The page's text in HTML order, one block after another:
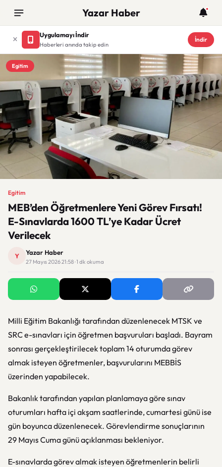
Yazar Haber
Uygulamayı İndir
Haberleri anında takip edin
İndir
Egitim
Egitim
MEB’den Öğretmenlere Yeni Görev Fırsatı!
E-Sınavlarda 1600 TL’ye Kadar Ücret
Verilecek
Y Yazar Haber
27 Mayıs 2026 21:58 · 1 dk okuma
Milli Eğitim Bakanlığı tarafından düzenlenecek MTSK ve
SRC e-sınavları için öğretmen başvuruları başladı. Bayram
sonrası gerçekleştirilecek toplam 14 oturumda görev
almak isteyen öğretmenler, başvurularını MEBBİS
üzerinden yapabilecek.
Bakanlık tarafından yapılan planlamaya göre sınav
oturumları hafta içi akşam saatlerinde, cumartesi günü ise
gün boyunca düzenlenecek. Görevlendirme sonuçlarının
29 Mayıs Cuma günü açıklanması bekleniyor.
E-sınavlarda görev almak isteyen öğretmenlerin belirli